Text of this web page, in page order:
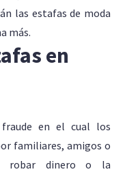
las estafas de moda
más.
en
en el cual los
familiares, amigos o
robar dinero o la